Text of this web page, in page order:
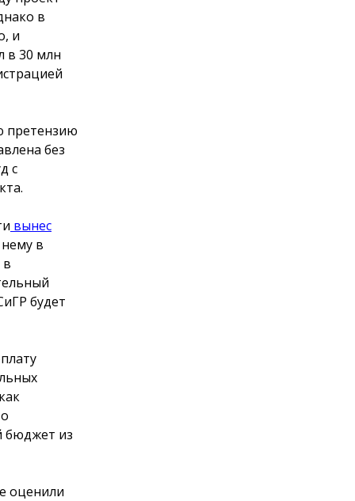
в
и
в 30 млн
претензию
без
с
вынес
в
в
будет
бюджет из
оценили